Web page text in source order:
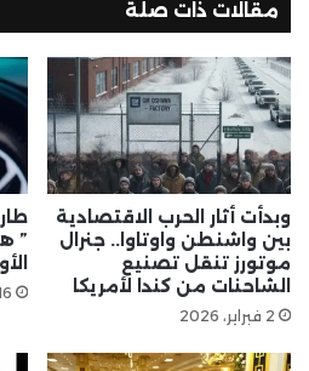
مقالات ذات صلة
وبدأت أثار الحرب الاقتصادية
بين واشنطن واوتاوا.. جنرال
موتورز تنقل تصنيع
الشاحنات من كندا لأمريكا
2 فبراير، 2026
”
16